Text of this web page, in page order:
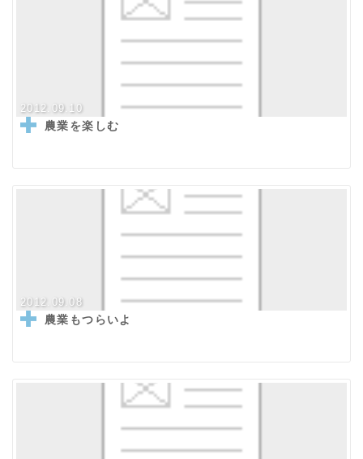
2012.09.10
農業を楽しむ
2012.09.08
農業もつらいよ